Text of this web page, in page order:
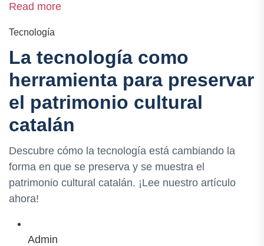
Read more
Tecnología
La tecnología como
herramienta para preservar
el patrimonio cultural
catalán
Descubre cómo la tecnología está cambiando la
forma en que se preserva y se muestra el
patrimonio cultural catalán. ¡Lee nuestro artículo
ahora!
Admin